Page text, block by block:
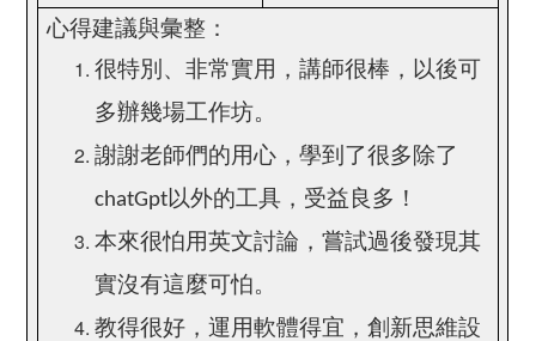
心得建議與彙整：
很特別、非常實用，講師很棒，以後可
多辦幾場工作坊。
謝謝老師們的用心，學到了很多除了
chatGpt以外的工具，受益良多！
本來很怕用英文討論，嘗試過後發現其
實沒有這麼可怕。
教得很好，運用軟體得宜，創新思維設